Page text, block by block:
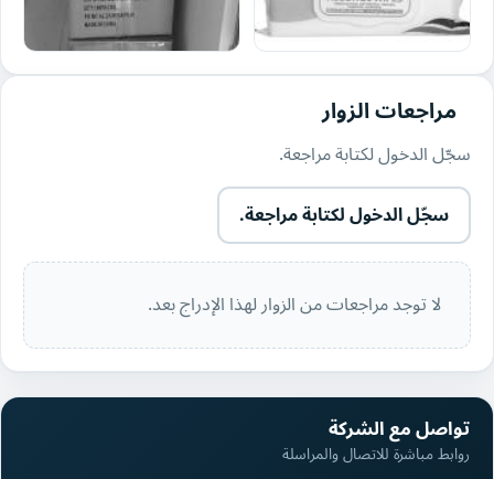
مراجعات الزوار
سجّل الدخول لكتابة مراجعة.
سجّل الدخول لكتابة مراجعة.
لا توجد مراجعات من الزوار لهذا الإدراج بعد.
تواصل مع الشركة
روابط مباشرة للاتصال والمراسلة